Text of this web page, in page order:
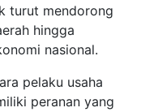
turut mendorong
hingga
nasional.
pelaku usaha
peranan yang